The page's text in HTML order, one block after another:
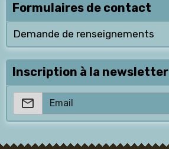
Formulaires de contact
Demande de renseignements
Inscription à la newsletter